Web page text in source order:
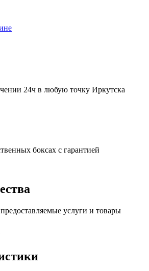
24ч в любую точку Иркутска
боксах с гарантией
предоставляемые услуги и товары